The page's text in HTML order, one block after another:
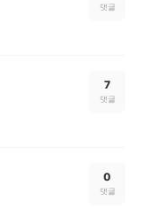
댓글
7
댓글
0
댓글